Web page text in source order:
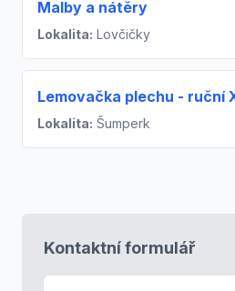
Malby a nátěry
Lokalita: Lovčičky
Lemovačka plechu - ruční
Lokalita: Šumperk
Kontaktní formulář